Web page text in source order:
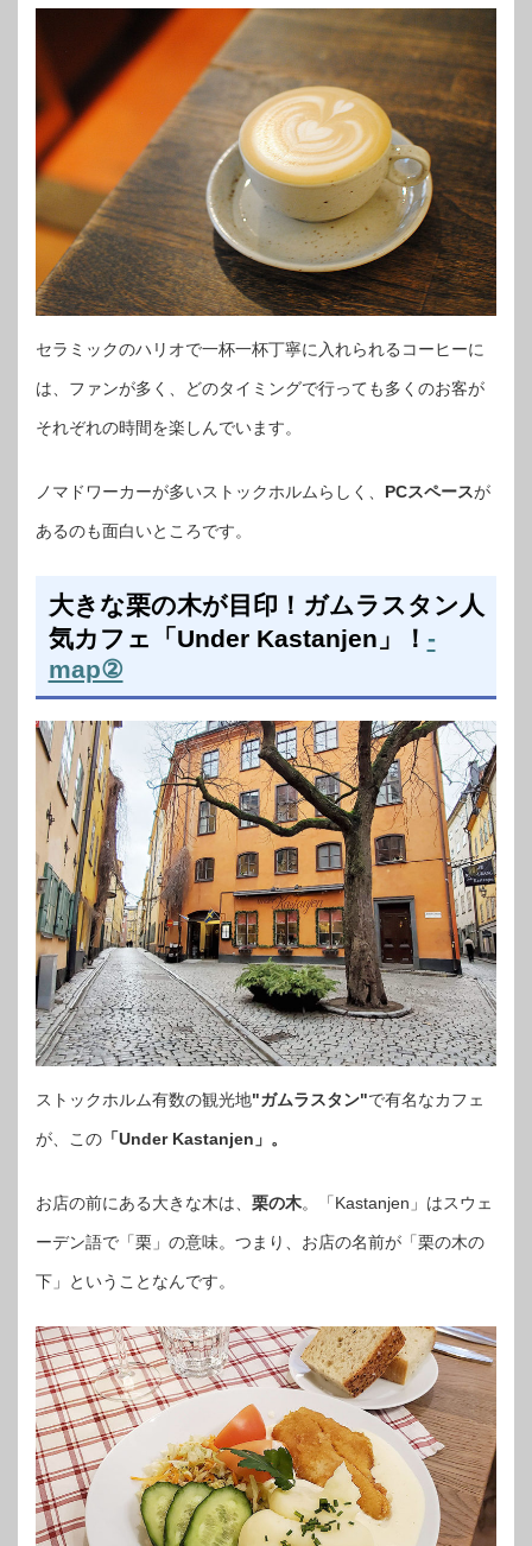
セラミックのハリオで一杯一杯丁寧に入れられるコーヒーに
は、ファンが多く、どのタイミングで行っても多くのお客が
それぞれの時間を楽しんでいます。
ノマドワーカーが多いストックホルムらしく、 PCスペースが
あるのも面白いところです。
大きな栗の木が目印！ガムラスタン人
気カフェ「Under Kastanjen」！ -
map②
ストックホルム有数の観光地"ガムラスタン"で有名なカフェ
が、この 「Under Kastanjen」。
お店の前にある大きな木は、 栗の木。「Kastanjen」はスウェ
ーデン語で「栗」の意味。つまり、お店の名前が「栗の木の
下」ということなんです。